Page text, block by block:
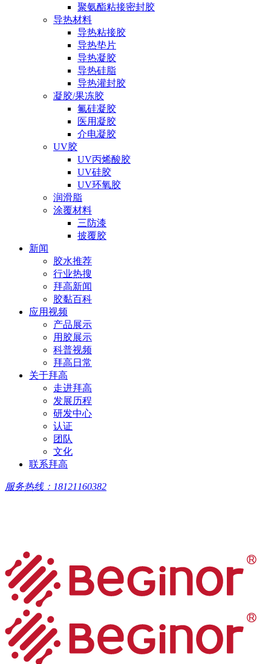
聚氨酯粘接密封胶
导热材料
导热粘接胶
导热垫片
导热凝胶
导热硅脂
导热灌封胶
凝胶/果冻胶
氟硅凝胶
医用凝胶
介电凝胶
UV胶
UV丙烯酸胶
UV硅胶
UV环氧胶
润滑脂
涂覆材料
三防漆
披覆胶
新闻
胶水推荐
行业热搜
拜高新闻
胶黏百科
应用视频
产品展示
用胶展示
科普视频
拜高日常
关于拜高
走进拜高
发展历程
研发中心
认证
团队
文化
联系拜高
服务热线：18121160382